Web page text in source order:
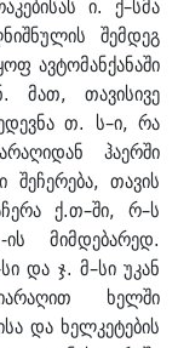
ი. ქ–სმა
შემდეგ
ავტომანქანაში
მათ, თავისივე
თ. ს–ი, რა
ჰაერში
თავის
ქ.თ–ში, რ–ს
მიმდებარედ.
და ჯ. მ–სი უკან
ხელში
და ხელკეტების